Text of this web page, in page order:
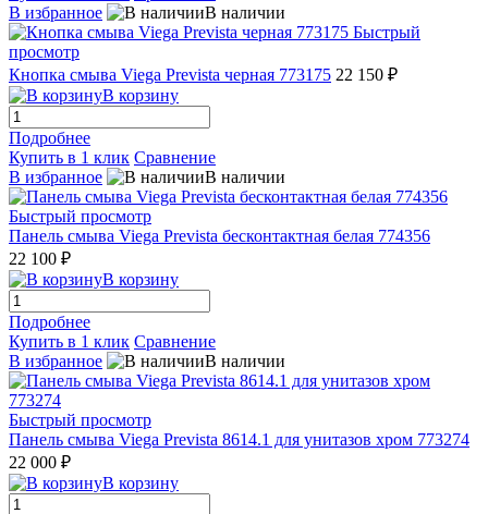
В избранное
В наличии
Быстрый
просмотр
Кнопка смыва Viega Prevista черная 773175 22 150 ₽
В корзину
Подробнее
Купить в 1 клик Сравнение
В избранное
В наличии
Быстрый просмотр
Панель смыва Viega Prevista бесконтактная белая 774356
22 100 ₽
В корзину
Подробнее
Купить в 1 клик Сравнение
В избранное
В наличии
Быстрый просмотр
Панель смыва Viega Prevista 8614.1 для унитазов хром 773274
22 000 ₽
В корзину